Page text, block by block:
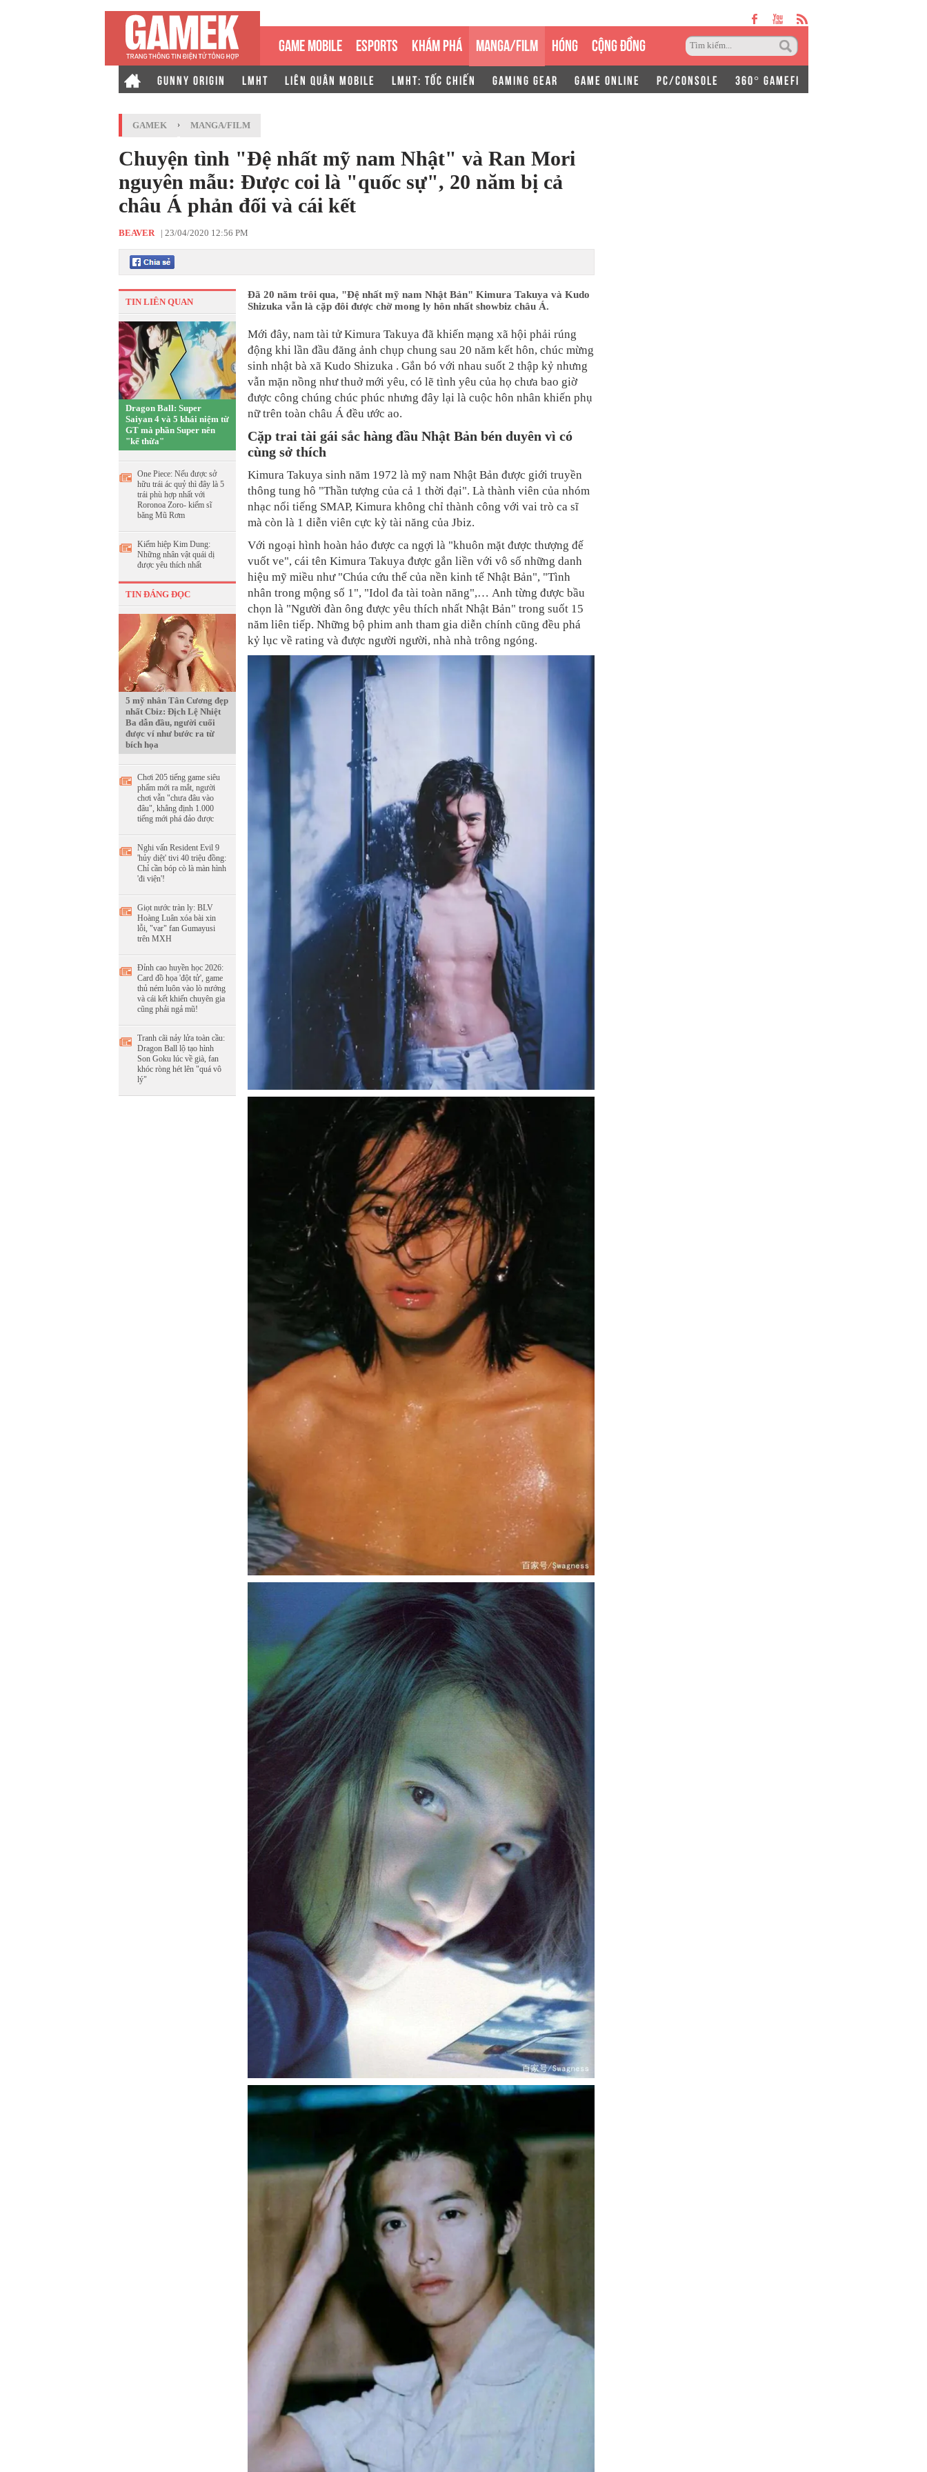
GAME MOBILE ESPORTS KHÁM PHÁ MANGA/FILM HÓNG CỘNG ĐỒNG
GUNNY ORIGIN LMHT LIÊN QUÂN MOBILE LMHT: TỐC CHIẾN GAMING GEAR GAME ONLINE PC/CONSOLE 360° GAMEFI
GAMEK › MANGA/FILM
Chuyện tình "Đệ nhất mỹ nam Nhật" và Ran Mori
nguyên mẫu: Được coi là "quốc sự", 20 năm bị cả
châu Á phản đối và cái kết
BEAVER | 23/04/2020 12:56 PM
TIN LIÊN QUAN
Dragon Ball: Super
Saiyan 4 và 5 khái niệm từ
GT mà phần Super nên
"kế thừa"
One Piece: Nếu được sở
hữu trái ác quỷ thì đây là 5
trái phù hợp nhất với
Roronoa Zoro- kiếm sĩ
băng Mũ Rơm
Kiếm hiệp Kim Dung:
Những nhân vật quái dị
được yêu thích nhất
TIN ĐÁNG ĐỌC
5 mỹ nhân Tân Cương đẹp
nhất Cbiz: Địch Lệ Nhiệt
Ba dẫn đầu, người cuối
được ví như bước ra từ
bích họa
Chơi 205 tiếng game siêu
phẩm mới ra mắt, người
chơi vẫn "chưa đâu vào
đâu", khẳng định 1.000
tiếng mới phá đảo được
Nghi vấn Resident Evil 9
'hủy diệt' tivi 40 triệu đồng:
Chỉ cần bóp cò là màn hình
'đi viện'!
Giọt nước tràn ly: BLV
Hoàng Luân xóa bài xin
lỗi, "var" fan Gumayusi
trên MXH
Đỉnh cao huyền học 2026:
Card đồ họa 'đột tử', game
thủ ném luôn vào lò nướng
và cái kết khiến chuyên gia
cũng phải ngả mũ!
Tranh cãi nảy lửa toàn cầu:
Dragon Ball lộ tạo hình
Son Goku lúc về già, fan
khóc ròng hét lên "quá vô
lý"
Đã 20 năm trôi qua, "Đệ nhất mỹ nam Nhật Bản" Kimura Takuya và Kudo
Shizuka vẫn là cặp đôi được chờ mong ly hôn nhất showbiz châu Á.
Mới đây, nam tài tử Kimura Takuya đã khiến mạng xã hội phải rúng
động khi lần đầu đăng ảnh chụp chung sau 20 năm kết hôn, chúc mừng
sinh nhật bà xã Kudo Shizuka . Gắn bó với nhau suốt 2 thập kỷ nhưng
vẫn mặn nồng như thuở mới yêu, có lẽ tình yêu của họ chưa bao giờ
được công chúng chúc phúc nhưng đây lại là cuộc hôn nhân khiến phụ
nữ trên toàn châu Á đều ước ao.
Cặp trai tài gái sắc hàng đầu Nhật Bản bén duyên vì có
cùng sở thích
Kimura Takuya sinh năm 1972 là mỹ nam Nhật Bản được giới truyền
thông tung hô "Thần tượng của cả 1 thời đại". Là thành viên của nhóm
nhạc nổi tiếng SMAP, Kimura không chỉ thành công với vai trò ca sĩ
mà còn là 1 diễn viên cực kỳ tài năng của Jbiz.
Với ngoại hình hoàn hảo được ca ngợi là "khuôn mặt được thượng đế
vuốt ve", cái tên Kimura Takuya được gắn liền với vô số những danh
hiệu mỹ miều như "Chúa cứu thế của nền kinh tế Nhật Bản", "Tình
nhân trong mộng số 1", "Idol đa tài toàn năng",… Anh từng được bầu
chọn là "Người đàn ông được yêu thích nhất Nhật Bản" trong suốt 15
năm liên tiếp. Những bộ phim anh tham gia diễn chính cũng đều phá
kỷ lục về rating và được người người, nhà nhà trông ngóng.